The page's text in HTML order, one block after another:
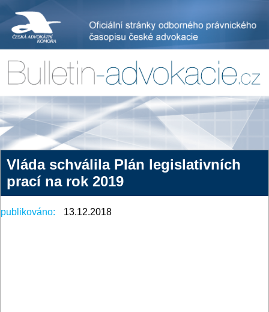
Vláda schválila Plán legislativních
prací na rok 2019
publikováno: 13.12.2018